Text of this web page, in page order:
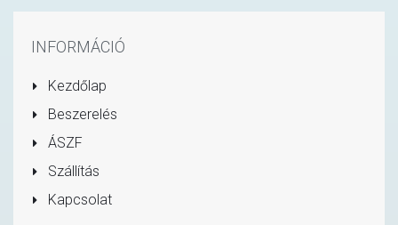
INFORMÁCIÓ
Kezdőlap
Beszerelés
ÁSZF
Szállítás
Kapcsolat